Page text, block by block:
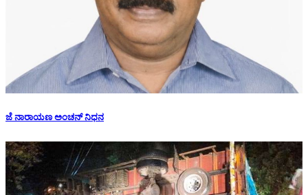
ಜೆ ನಾರಾಯಣ ಅಂಚನ್ ನಿಧನ